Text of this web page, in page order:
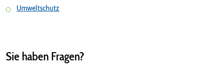
Umweltschutz
Sie haben Fragen?